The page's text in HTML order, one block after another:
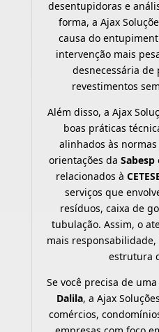
desentupidoras e
forma, a Ajax
causa do
intervenção mais
desnecessária de
revestimentos
Além disso, a Ajax
boas práticas
alinhados às
orientações da Sabesp
relacionados à
serviços que
resíduos, caixa de
tubulação. Assim, o
mais
estrutura
Se você precisa de
Dalila, a Ajax
comércios,